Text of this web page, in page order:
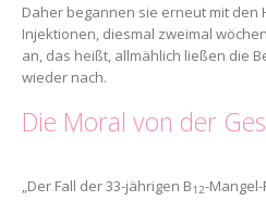
Daher begannen sie erneut mit den
Injektionen, diesmal zweimal
an, das heißt, allmählich ließen die
wieder nach.
Die Moral von der
„Der Fall der 33-jährigen B12-